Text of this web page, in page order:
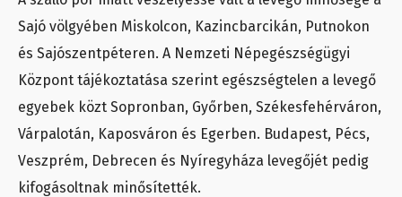
Sajó völgyében Miskolcon, Kazincbarcikán, Putnokon
és Sajószentpéteren. A Nemzeti Népegészségügyi
Központ tájékoztatása szerint egészségtelen a levegő
egyebek közt Sopronban, Győrben, Székesfehérváron,
Várpalotán, Kaposváron és Egerben. Budapest, Pécs,
Veszprém, Debrecen és Nyíregyháza levegőjét pedig
kifogásoltnak minősítették.